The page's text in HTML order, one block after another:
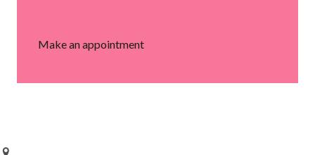
Make an appointment